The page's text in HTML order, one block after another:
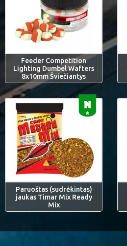
Feeder Competition
Lighting Dumbel Wafters
8x10mm Šviečiantys
Paruoštas (sudrėkintas)
jaukas Timar Mix Ready
Mix